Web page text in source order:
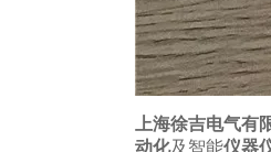
上海徐吉电气有
动化及智能仪器